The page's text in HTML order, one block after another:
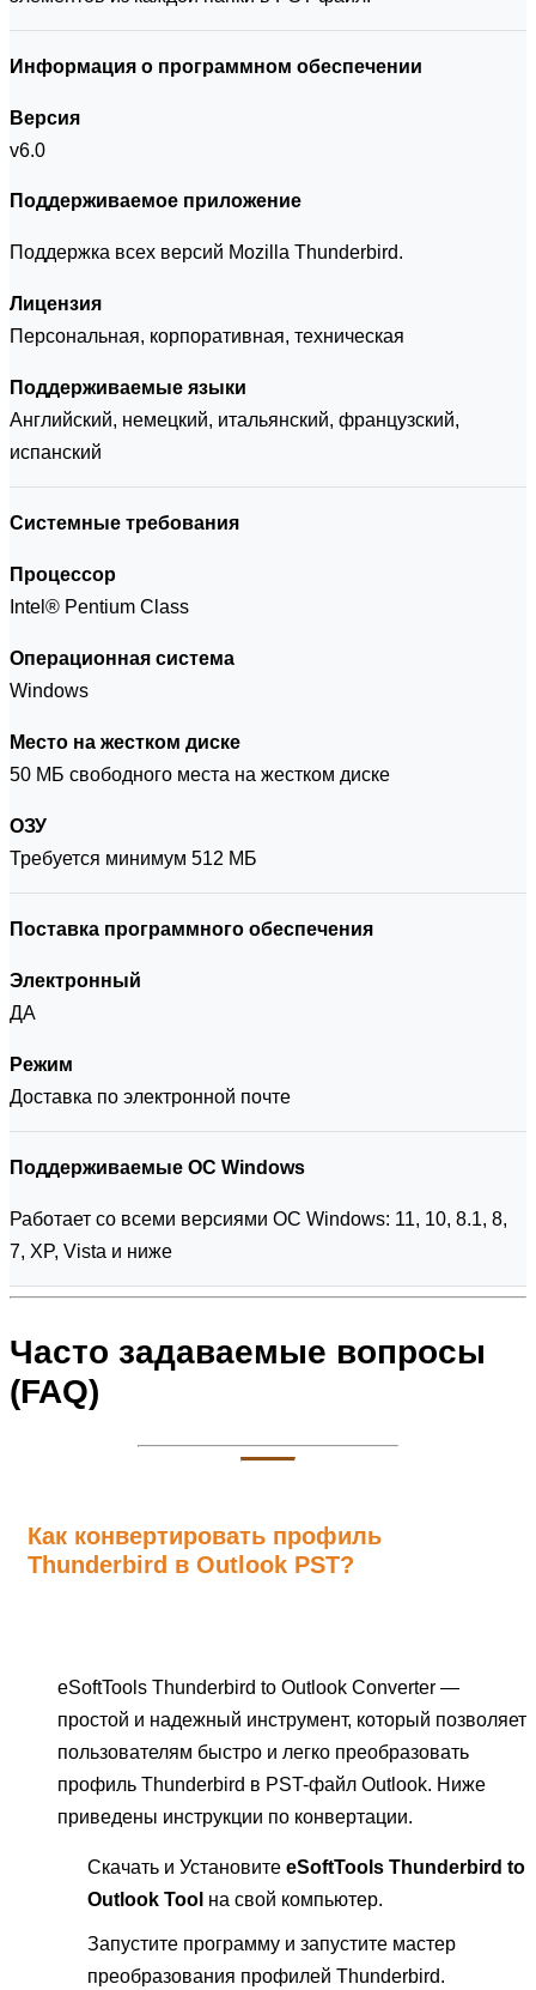
Информация о программном обеспечении
Версия
v6.0
Поддерживаемое приложение
Поддержка всех версий Mozilla Thunderbird.
Лицензия
Персональная, корпоративная, техническая
Поддерживаемые языки
Английский, немецкий, итальянский, французский,
испанский
Системные требования
Процессор
Intel® Pentium Class
Операционная система
Windows
Место на жестком диске
50 МБ свободного места на жестком диске
ОЗУ
Требуется минимум 512 МБ
Поставка программного обеспечения
Электронный
ДА
Режим
Доставка по электронной почте
Поддерживаемые ОС Windows
Работает со всеми версиями ОС Windows: 11, 10, 8.1, 8,
7, XP, Vista и ниже
Часто задаваемые вопросы
(FAQ)
Как конвертировать профиль
Thunderbird в Outlook PST?
eSoftTools Thunderbird to Outlook Converter —
простой и надежный инструмент, который позволяет
пользователям быстро и легко преобразовать
профиль Thunderbird в PST-файл Outlook. Ниже
приведены инструкции по конвертации.
Скачать и Установите eSoftTools Thunderbird to
Outlook Tool на свой компьютер.
Запустите программу и запустите мастер
преобразования профилей Thunderbird.